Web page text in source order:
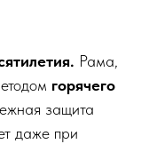
Рама,
горячего
защита
даже при